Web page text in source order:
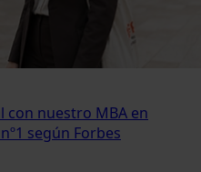
nuestro MBA en
según Forbes